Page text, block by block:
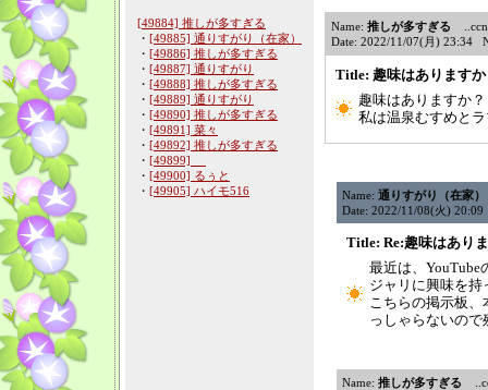
[49884] 推しが多すぎる
・ [49885] 通りすがり（在家）
・ [49886] 推しが多すぎる
・ [49887] 通りすがり
・ [49888] 推しが多すぎる
・ [49889] 通りすがり
・ [49890] 推しが多すぎる
・ [49891] 菜々
・ [49892] 推しが多すぎる
・ [49899]
・ [49900] るぅと
・ [49905] ハイモ516
Name: 推しが多すぎる
Date: 2022/11/07(月) 23:34
Title: 趣味はあります
趣味はありますか？
私は温泉むすめと
Name: 通りすがり（在家）
Date: 2022/11/08(火)
Title: Re:趣味はあり
最近は、YouTube
ジャリに興味を持
こちらの掲示板
っしゃらないので
Name: 推しが多すぎる